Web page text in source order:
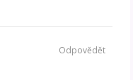
Odpovědět